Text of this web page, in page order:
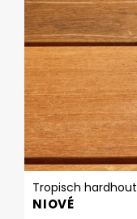
Tropisch hardhout
NIOVÉ